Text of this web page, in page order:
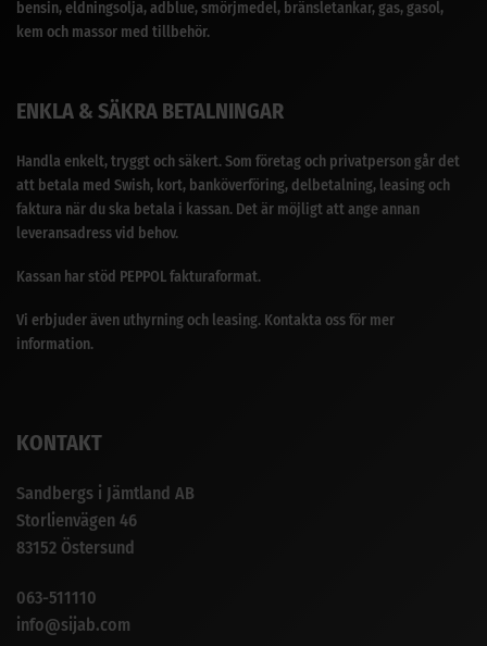
bensin, eldningsolja, adblue, smörjmedel, bränsletankar, gas, gasol,
kem och massor med tillbehör.
ENKLA & SÄKRA BETALNINGAR
Handla enkelt, tryggt och säkert. Som företag och privatperson går det
att betala med Swish, kort, banköverföring, delbetalning, leasing och
faktura när du ska betala i kassan. Det är möjligt att ange annan
leveransadress vid behov.
Kassan har stöd PEPPOL fakturaformat.
Vi erbjuder även uthyrning och leasing. Kontakta oss för mer
information.
KONTAKT
Sandbergs i Jämtland AB
Storlienvägen 46
83152 Östersund
063-511110
info@sijab.com